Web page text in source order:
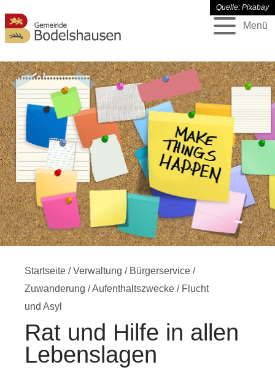
Menü
Quelle: Pixabay
Startseite /Verwaltung / Bürgerservice /
Zuwanderung /Aufenthaltszwecke / Flucht
und Asyl
Rat und Hilfe in allen
Lebenslagen